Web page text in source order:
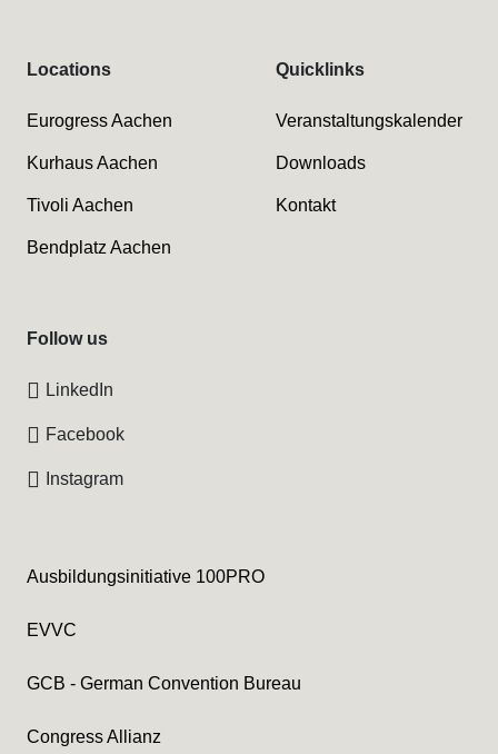
Ausbildungsinitiative 100PRO
EVVC
GCB - German Convention Bureau
Congress Allianz
Locations
Eurogress Aachen
Kurhaus Aachen
Tivoli Aachen
Bendplatz Aachen
Quicklinks
Veranstaltungskalender
Downloads
Kontakt
Follow us
LinkedIn
Facebook
Instagram